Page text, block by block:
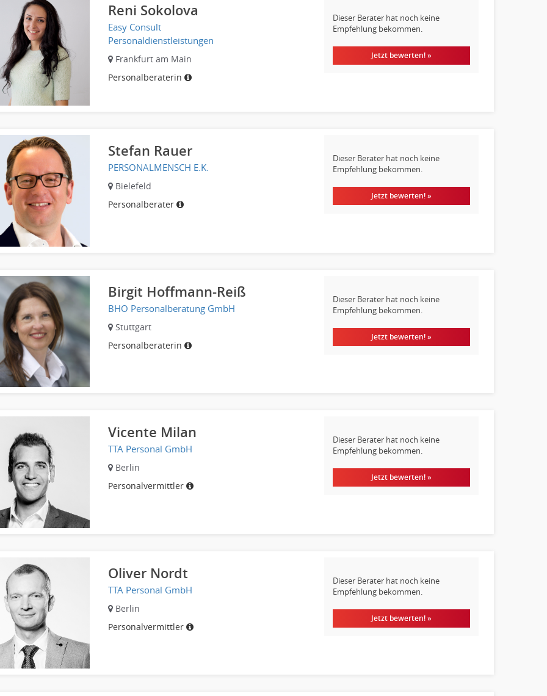
Reni Sokolova
Easy Consult
Personaldienstleistungen
Frankfurt am Main
Personalberaterin
Dieser Berater hat noch keine
Empfehlung bekommen.
Jetzt bewerten! »
Stefan Rauer
PERSONALMENSCH E.K.
Bielefeld
Personalberater
Dieser Berater hat noch keine
Empfehlung bekommen.
Jetzt bewerten! »
Birgit Hoffmann-Reiß
BHO Personalberatung GmbH
Stuttgart
Personalberaterin
Dieser Berater hat noch keine
Empfehlung bekommen.
Jetzt bewerten! »
Vicente Milan
TTA Personal GmbH
Berlin
Personalvermittler
Dieser Berater hat noch keine
Empfehlung bekommen.
Jetzt bewerten! »
Oliver Nordt
TTA Personal GmbH
Berlin
Personalvermittler
Dieser Berater hat noch keine
Empfehlung bekommen.
Jetzt bewerten! »